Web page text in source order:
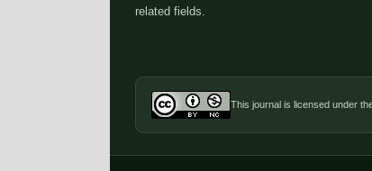
related fields.
This journal is licensed under